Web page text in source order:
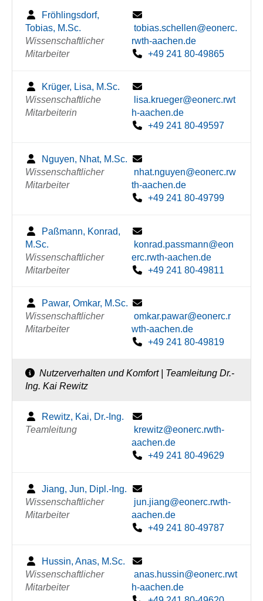
Fröhlingsdorf,
Tobias, M.Sc.
Wissenschaftlicher
Mitarbeiter
tobias.schellen@eonerc.
rwth-aachen.de
+49 241 80-49865
Krüger, Lisa, M.Sc.
Wissenschaftliche
Mitarbeiterin
lisa.krueger@eonerc.rwt
h-aachen.de
+49 241 80-49597
Nguyen, Nhat, M.Sc.
Wissenschaftlicher
Mitarbeiter
nhat.nguyen@eonerc.rw
th-aachen.de
+49 241 80-49799
Paßmann, Konrad,
M.Sc.
Wissenschaftlicher
Mitarbeiter
konrad.passmann@eon
erc.rwth-aachen.de
+49 241 80-49811
Pawar, Omkar, M.Sc.
Wissenschaftlicher
Mitarbeiter
omkar.pawar@eonerc.r
wth-aachen.de
+49 241 80-49819
Nutzerverhalten und Komfort | Teamleitung Dr.-
Ing. Kai Rewitz
Rewitz, Kai, Dr.-Ing.
Teamleitung
krewitz@eonerc.rwth-
aachen.de
+49 241 80-49629
Jiang, Jun, Dipl.-Ing.
Wissenschaftlicher
Mitarbeiter
jun.jiang@eonerc.rwth-
aachen.de
+49 241 80-49787
Hussin, Anas, M.Sc.
Wissenschaftlicher
Mitarbeiter
anas.hussin@eonerc.rwt
h-aachen.de